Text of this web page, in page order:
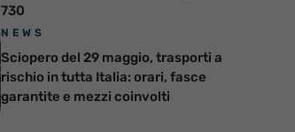
730
NEWS
Sciopero del 29 maggio, trasporti a
rischio in tutta Italia: orari, fasce
garantite e mezzi coinvolti